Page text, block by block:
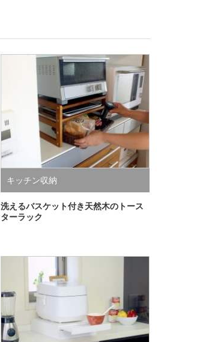
キッチン収納
洗えるバスケット付き天然木のトース
ターラック